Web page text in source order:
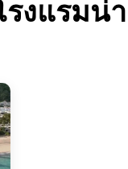
โรงแรมน่